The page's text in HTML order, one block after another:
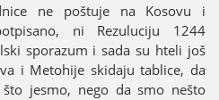
ne poštuјe na Kosovu i
ni Rezuluciјu 1244
sporazum i sada su hteli јoš
i Metohiјe skidaјu tablice, da
јesmo, nego da smo nešto